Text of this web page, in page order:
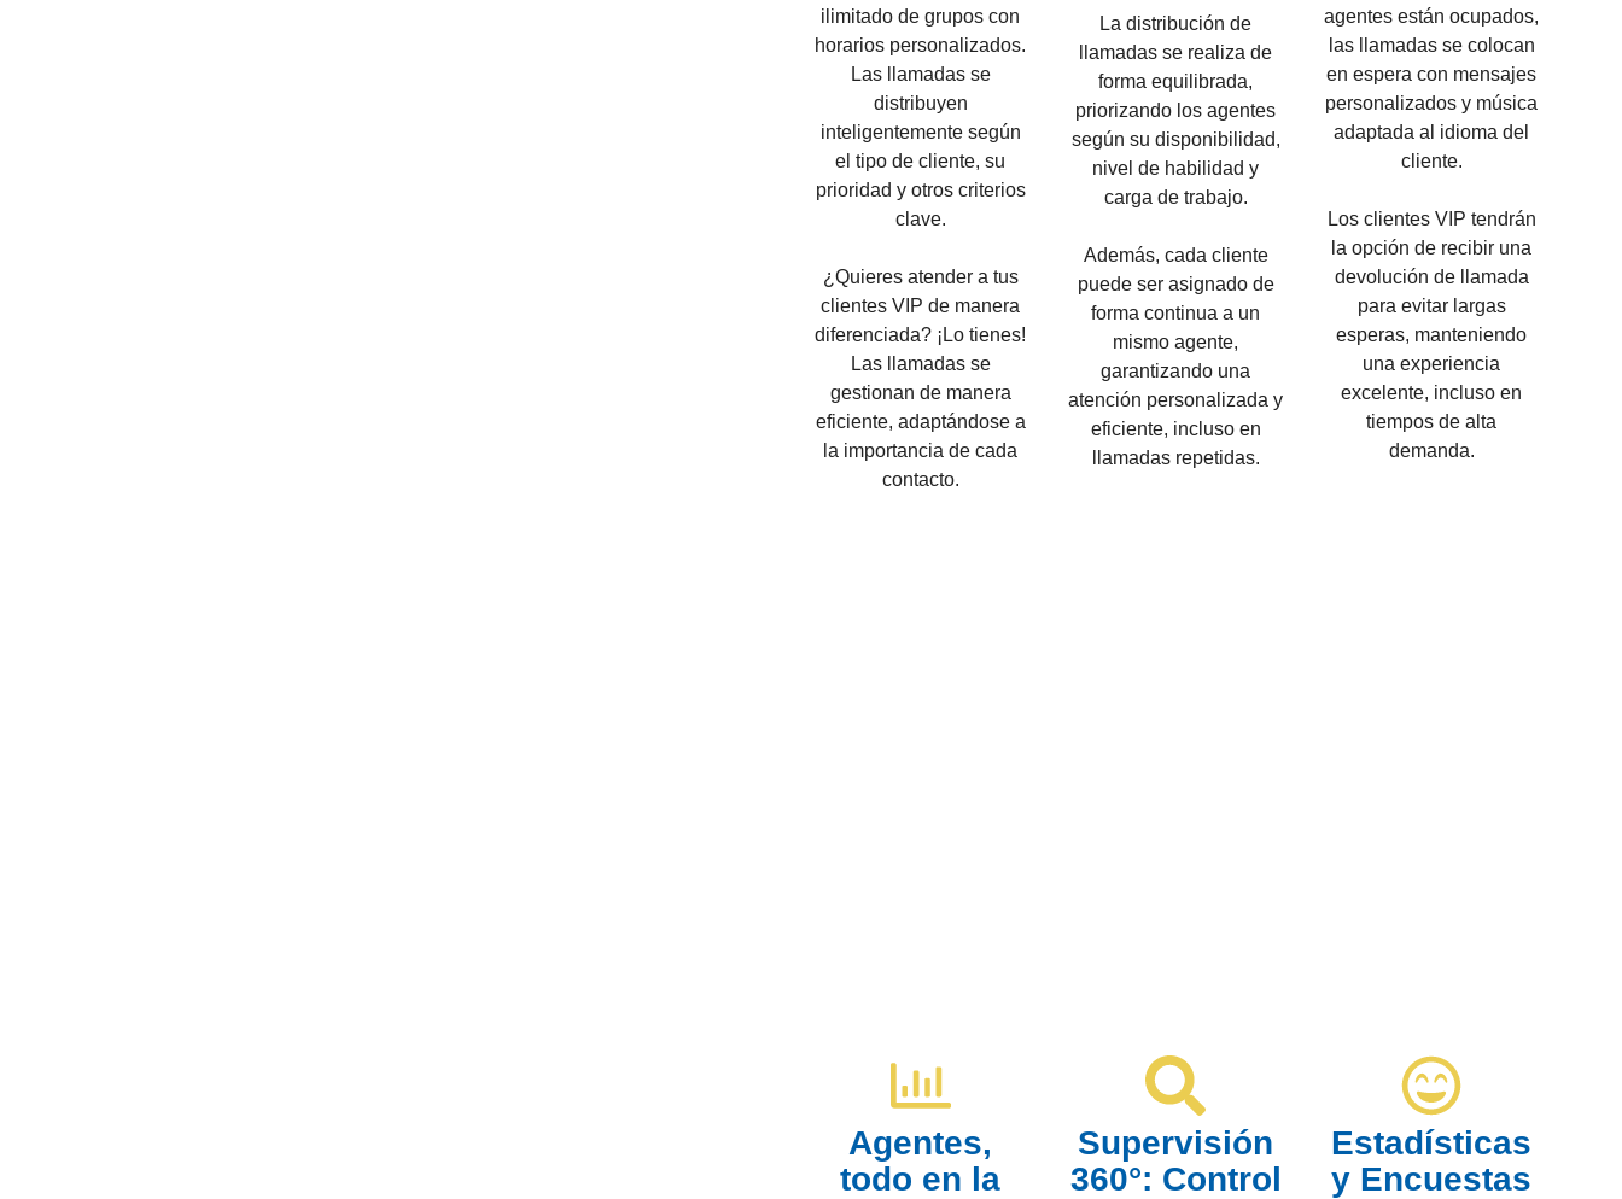
ilimitado de grupos con
horarios personalizados.
Las llamadas se
distribuyen
inteligentemente según
el tipo de cliente, su
prioridad y otros criterios
clave.
¿Quieres atender a tus
clientes VIP de manera
diferenciada? ¡Lo tienes!
Las llamadas se
gestionan de manera
eficiente, adaptándose a
la importancia de cada
contacto.
La distribución de
llamadas se realiza de
forma equilibrada,
priorizando los agentes
según su disponibilidad,
nivel de habilidad y
carga de trabajo.
Además, cada cliente
puede ser asignado de
forma continua a un
mismo agente,
garantizando una
atención personalizada y
eficiente, incluso en
llamadas repetidas.
agentes están ocupados,
las llamadas se colocan
en espera con mensajes
personalizados y música
adaptada al idioma del
cliente.
Los clientes VIP tendrán
la opción de recibir una
devolución de llamada
para evitar largas
esperas, manteniendo
una experiencia
excelente, incluso en
tiempos de alta
demanda.
Agentes,
todo en la
Supervisión
360°: Control
Estadísticas
y Encuestas